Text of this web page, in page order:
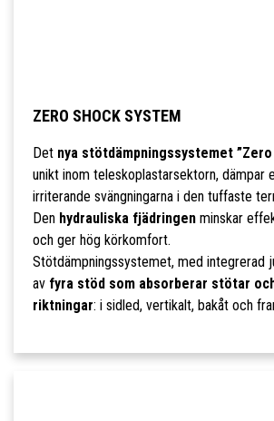
ZERO SHOCK SYSTEM
Det nya stötdämpningssystemet ”Zero
unikt inom teleskoplastarsektorn,
irriterande svängningarna i den tuffaste
Den hydrauliska fjädringenminskar
och ger hög körkomfort.
Stötdämpningssystemet, med integrerad
av fyra stöd som absorberar stötar
riktningar: i sidled, vertikalt, bakåt och